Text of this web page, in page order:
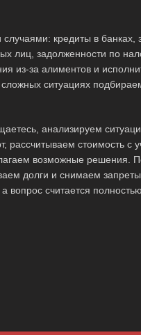
кредиты в банках,
лиц, задолженности по
из-за алиментов и
ситуациях
анализируем
рассчитываем стоимость с
возможные решения.
долги и снимаем
вопрос считается полностью